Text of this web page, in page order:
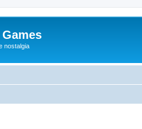
nostalgia